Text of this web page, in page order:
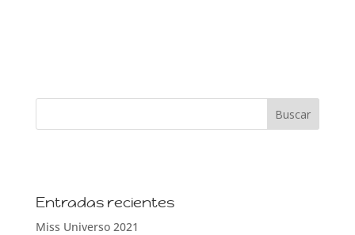
Entradas recientes
Miss Universo 2021